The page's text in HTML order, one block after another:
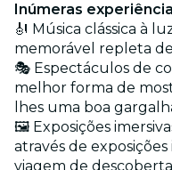
Inúmeras
🎻 Música clássica à
memorável repleta
🎭 Espectáculos de
melhor forma de
lhes uma boa
🖼️ Exposições
através de
viagem de descoberta